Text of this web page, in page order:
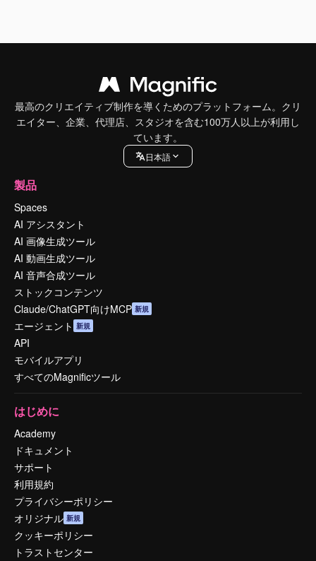
最高のクリエイティブ制作を導くためのプラットフォーム。クリ
エイター、企業、代理店、スタジオを含む100万人以上が利用し
ています。
日本語
製品
Spaces
AI アシスタント
AI 画像生成ツール
AI 動画生成ツール
AI 音声合成ツール
ストックコンテンツ
Claude/ChatGPT向けMCP 新規
エージェント 新規
API
モバイルアプリ
すべてのMagnificツール
はじめに
Academy
ドキュメント
サポート
利用規約
プライバシーポリシー
オリジナル 新規
クッキーポリシー
トラストセンター